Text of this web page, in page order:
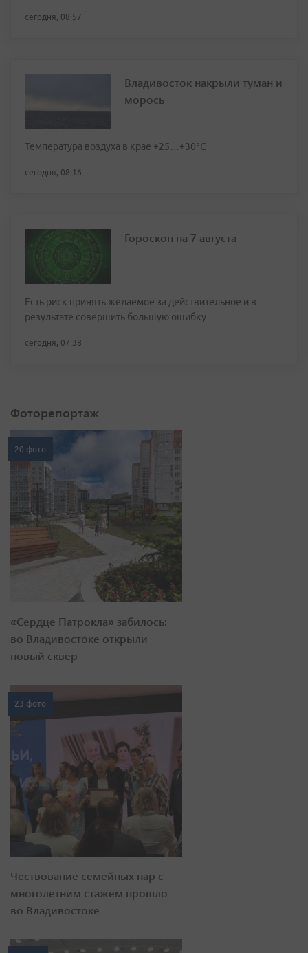
сегодня, 08:57
Владивосток накрыли туман и
морось
Температура воздуха в крае +25…+30°C
сегодня, 08:16
Гороскоп на 7 августа
Есть риск принять желаемое за действительное и в
результате совершить большую ошибку
сегодня, 07:38
Фоторепортаж
20 фото
«Сердце Патрокла» забилось:
во Владивостоке открыли
новый сквер
23 фото
Чествование семейных пар с
многолетним стажем прошло
во Владивостоке